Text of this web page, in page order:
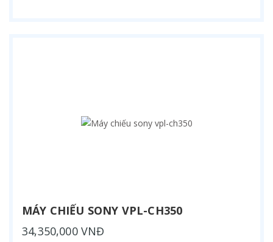
MÁY CHIẾU SONY VPL-CH350
34,350,000 VNĐ